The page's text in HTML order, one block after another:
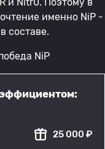
именно NiP -
составе.
NiP
25 000 ₽